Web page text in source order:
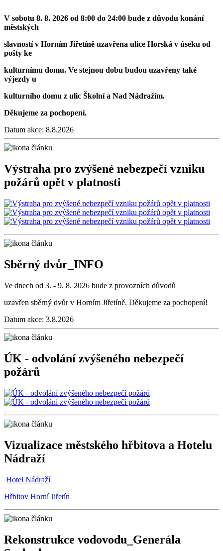
V sobotu 8. 8. 2026 od 8:00 do 24:00 bude z důvodu konání
městských
slavností v Horním Jiřetíně uzavřena ulice Horská v úseku od
pošty ke
kulturnímu domu. Ve stejnou dobu budou uzavřeny také
výjezdy u
kulturního domu z ulic Školní a Nad Nádražím.
Děkujeme za pochopení.
Datum akce: 8.8.2026
Výstraha pro zvýšené nebezpečí vzniku
požárů opět v platnosti
Sběrný dvůr_INFO
Ve dnech od 3. - 9. 8. 2026 bude z provozních důvodů
uzavřen sběrný dvůr v Horním Jiřetíně. Děkujeme za pochopení!
Datum akce: 3.8.2026
ÚK - odvolání zvýšeného nebezpečí
požárů
Vizualizace městského hřbitova a Hotelu
Nádraží
Hotel Nádraží
Hřbitov Horní Jiřetín
Rekonstrukce vodovodu_Generála